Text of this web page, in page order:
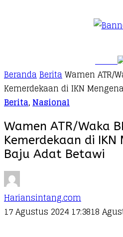
BerandaBeritaWamen ATR/
Kemerdekaan di IKN
Berita,Nasional
Wamen ATR/Waka
Kemerdekaan di IKN
Baju Adat Betawi
Hariansintang.com
17 Agustus 2024 17:3818